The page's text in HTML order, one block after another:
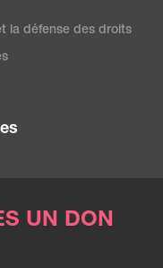
la défense des droits
UN DON